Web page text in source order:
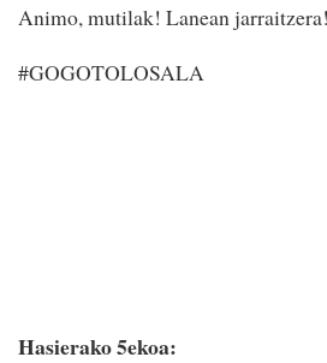
Animo, mutilak! Lanean jarraitzera!
#GOGOTOLOSALA
Hasierako 5ekoa: